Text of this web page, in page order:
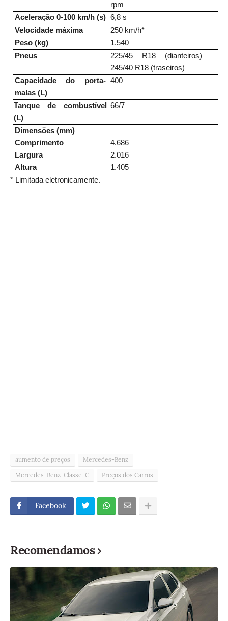
rpm
Aceleração 0-100 km/h (s) 6,8 s
Velocidade máxima
250 km/h*
Peso (kg)
1.540
Pneus
225/45 R18 (dianteiros) –
245/40 R18 (traseiros)
Capacidade do porta-
malas (L)
400
Tanque de combustível
(L)
66/7
Dimensões (mm)
Comprimento
Largura
Altura
4.686
2.016
1.405
* Limitada eletronicamente.
aumento de preços
Mercedes-Benz
Mercedes-Benz-Classe-C
Preços dos Carros
Facebook
Recomendamos